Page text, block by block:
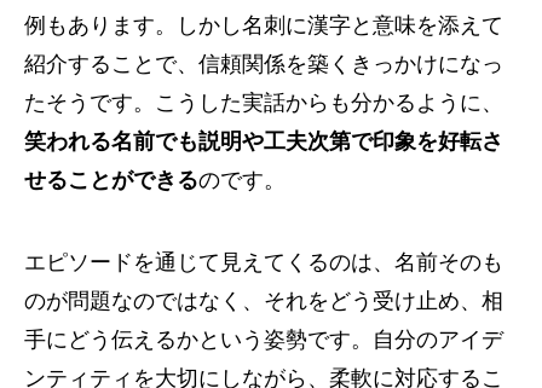
例もあります。しかし名刺に漢字と意味を添えて
紹介することで、信頼関係を築くきっかけになっ
たそうです。こうした実話からも分かるように、
笑われる名前でも説明や工夫次第で印象を好転さ
せることができるのです。
エピソードを通じて見えてくるのは、名前そのも
のが問題なのではなく、それをどう受け止め、相
手にどう伝えるかという姿勢です。自分のアイデ
ンティティを大切にしながら、柔軟に対応するこ